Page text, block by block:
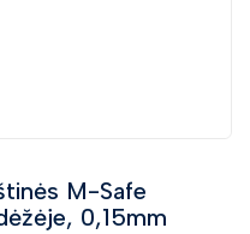
M-Safe
0,15mm